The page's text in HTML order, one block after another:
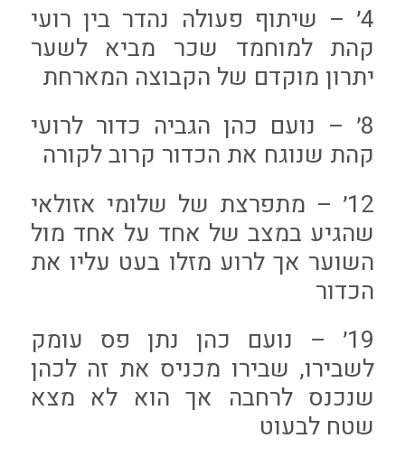
4׳ – שיתוף פעולה נהדר בין רועי
קהת למוחמד שכר מביא לשער
יתרון מוקדם של הקבוצה המארחת
8׳ – נועם כהן הגביה כדור לרועי
קהת שנוגח את הכדור קרוב לקורה
12׳ – מתפרצת של שלומי אזולאי
שהגיע במצב של אחד על אחד מול
השוער אך לרוע מזלו בעט עליו את
הכדור
19׳ – נועם כהן נתן פס עומק
לשבירו, שבירו מכניס את זה לכהן
שנכנס לרחבה אך הוא לא מצא
שטח לבעוט